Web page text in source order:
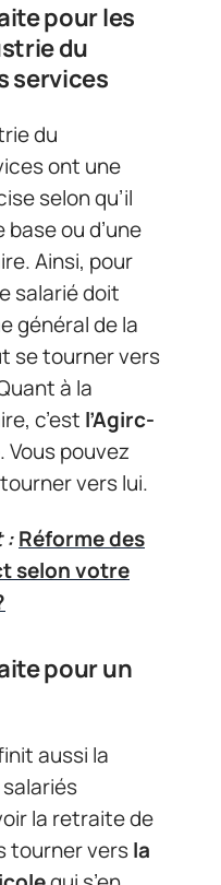
pour les
du
services
du
ont une
selon qu’il
base ou d’une
Ainsi, pour
salarié doit
général de la
se tourner vers
à la
c’est l’Agirc-
Vous pouvez
vers lui.
:Réforme des
selon votre
pour un
aussi la
la retraite de
tourner versla